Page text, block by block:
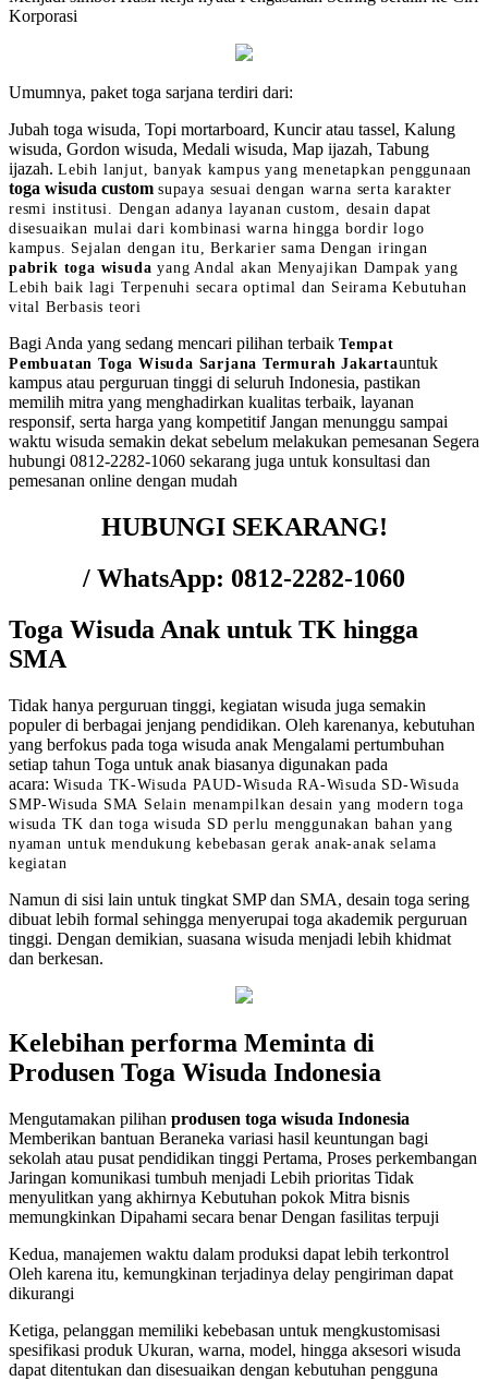
Korporasi
Umumnya, paket toga sarjana terdiri dari:
Jubah toga wisuda, Topi mortarboard, Kuncir atau tassel, Kalung
wisuda, Gordon wisuda, Medali wisuda, Map ijazah, Tabung
ijazah. Lebih lanjut, banyak kampus yang menetapkan penggunaan
toga wisuda custom supaya sesuai dengan warna serta karakter
resmi institusi. Dengan adanya layanan custom, desain dapat
disesuaikan mulai dari kombinasi warna hingga bordir logo
kampus. Sejalan dengan itu, Berkarier sama Dengan iringan
pabrik toga wisudayang Andal akan Menyajikan Dampak yang
Lebih baik lagi Terpenuhi secara optimal dan Seirama Kebutuhan
vital Berbasis teori
Bagi Anda yang sedang mencari pilihan terbaik Tempat
Pembuatan Toga Wisuda Sarjana Termurah Jakartauntuk
kampus atau perguruan tinggi di seluruh Indonesia, pastikan
memilih mitra yang menghadirkan kualitas terbaik, layanan
responsif, serta harga yang kompetitif Jangan menunggu sampai
waktu wisuda semakin dekat sebelum melakukan pemesanan Segera
hubungi 0812-2282-1060 sekarang juga untuk konsultasi dan
pemesanan online dengan mudah
HUBUNGI SEKARANG!
/ WhatsApp: 0812-2282-1060
Toga Wisuda Anak untuk TK hingga
SMA
Tidak hanya perguruan tinggi, kegiatan wisuda juga semakin
populer di berbagai jenjang pendidikan. Oleh karenanya, kebutuhan
yang berfokus pada toga wisuda anak Mengalami pertumbuhan
setiap tahun Toga untuk anak biasanya digunakan pada
acara: Wisuda TK-Wisuda PAUD-Wisuda RA-Wisuda SD-Wisuda
SMP-Wisuda SMA Selain menampilkan desain yang moderntoga
wisuda TK dan toga wisuda SD perlu menggunakan bahan yang
nyaman untuk mendukung kebebasan gerak anak-anak selama
kegiatan
Namun di sisi lain untuk tingkat SMP dan SMA, desain toga sering
dibuat lebih formal sehingga menyerupai toga akademik perguruan
tinggi. Dengan demikian, suasana wisuda menjadi lebih khidmat
dan berkesan.
Kelebihan performa Meminta di
Produsen Toga Wisuda Indonesia
Mengutamakan pilihan produsen toga wisuda Indonesia
Memberikan bantuan Beraneka variasi hasil keuntungan bagi
sekolah atau pusat pendidikan tinggi Pertama, Proses perkembangan
Jaringan komunikasi tumbuh menjadi Lebih prioritas Tidak
menyulitkan yang akhirnya Kebutuhan pokok Mitra bisnis
memungkinkan Dipahami secara benar Dengan fasilitas terpuji
Kedua, manajemen waktu dalam produksi dapat lebih terkontrol
Oleh karena itu, kemungkinan terjadinya delay pengiriman dapat
dikurangi
Ketiga, pelanggan memiliki kebebasan untuk mengkustomisasi
spesifikasi produk Ukuran, warna, model, hingga aksesori wisuda
dapat ditentukan dan disesuaikan dengan kebutuhan pengguna